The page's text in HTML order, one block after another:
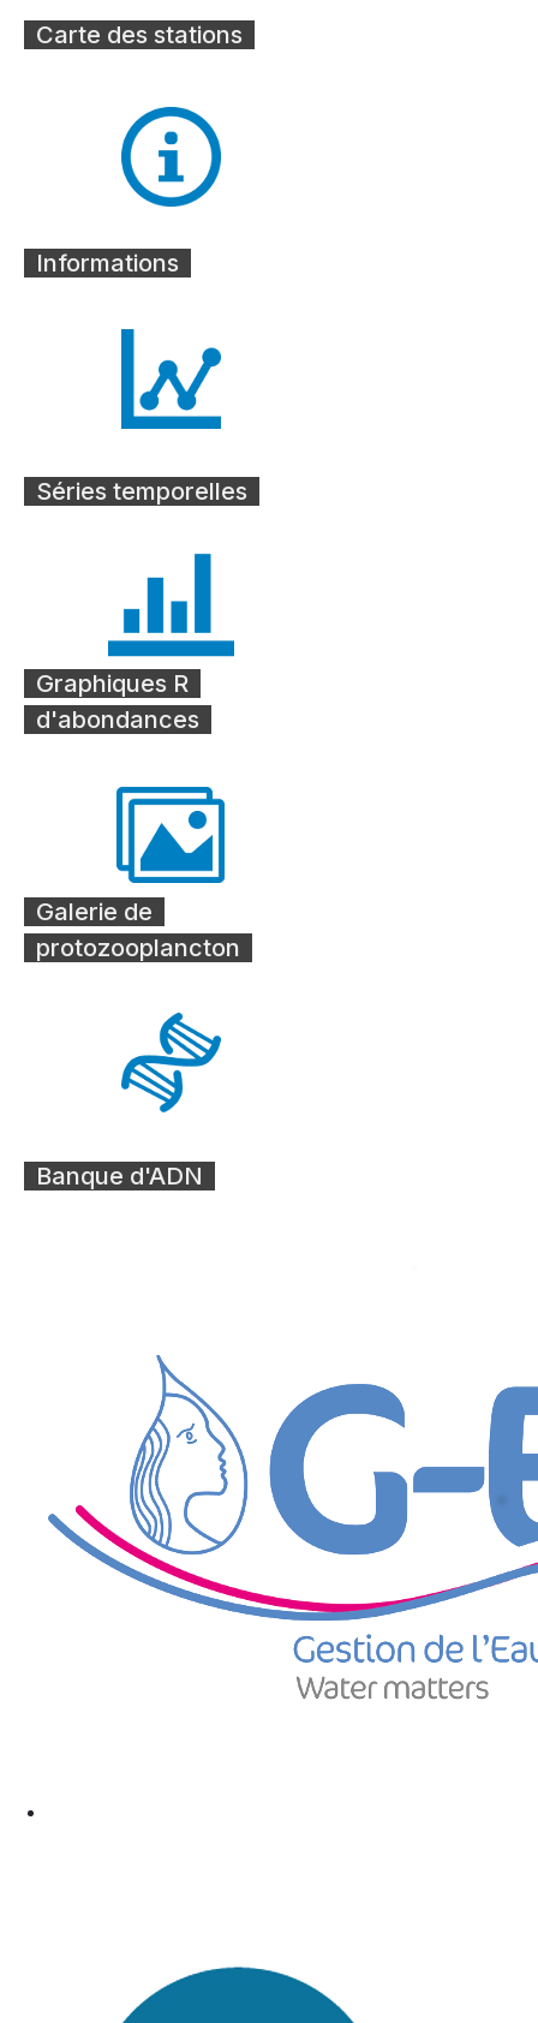
Carte des stations
Informations
Séries temporelles
Graphiques R
d'abondances
Galerie de
protozooplancton
Banque d'ADN